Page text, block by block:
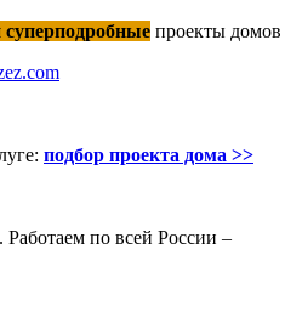
проекты домов
подбор проекта дома >>
по всей России –